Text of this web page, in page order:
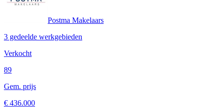
Postma Makelaars
3 gedeelde werkgebieden
Verkocht
89
Gem. prijs
€ 436.000